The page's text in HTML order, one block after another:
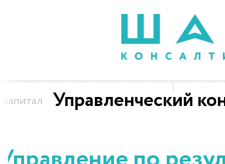
Управленческий